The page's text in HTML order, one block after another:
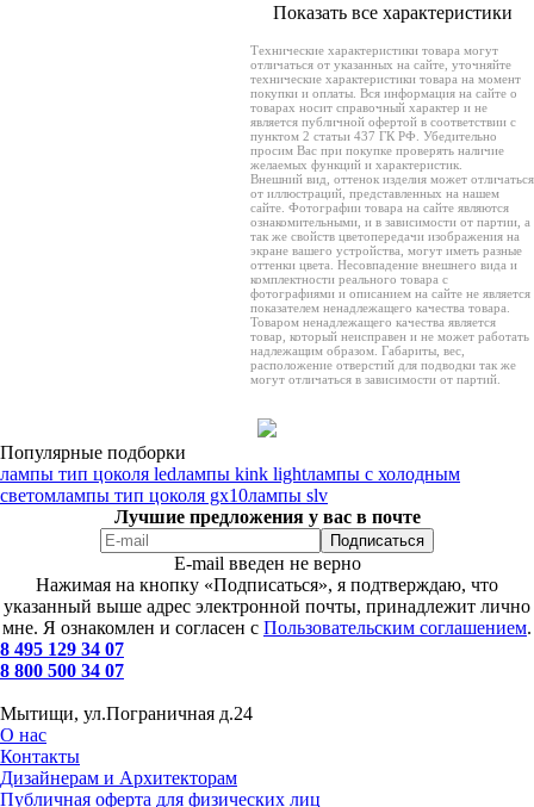
Показать все характеристики
Технические характеристики товара могут
отличаться от указанных на сайте, уточняйте
технические характеристики товара на момент
покупки и оплаты. Вся информация на сайте о
товарах носит справочный характер и не
является публичной офертой в соответствии с
пунктом 2 статьи 437 ГК РФ. Убедительно
просим Вас при покупке проверять наличие
желаемых функций и характеристик.
Внешний вид, оттенок изделия может отличаться
от иллюстраций, представленных на нашем
сайте. Фотографии товара на сайте являются
ознакомительными, и в зависимости от партии, а
так же свойств цветопередачи изображения на
экране вашего устройства, могут иметь разные
оттенки цвета. Несовпадение внешнего вида и
комплектности реального товара с
фотографиями и описанием на сайте не является
показателем ненадлежащего качества товара.
Товаром ненадлежащего качества является
товар, который неисправен и не может работать
надлежащим образом. Габариты, вес,
расположение отверстий для подводки так же
могут отличаться в зависимости от партий.
Популярные подборки
лампы тип цоколя ledлампы kink lightлампы с холодным
светомлампы тип цоколя gx10лампы slv
Лучшие предложения у вас в почте
E-mail введен не верно
Нажимая на кнопку «Подписаться», я подтверждаю, что
указанный выше адрес электронной почты, принадлежит лично
мне. Я ознакомлен и согласен с Пользовательским соглашением.
8 495 129 34 07
8 800 500 34 07
Мытищи, ул.Пограничная д.24
О нас
Контакты
Дизайнерам и Архитекторам
Публичная оферта для физических лиц